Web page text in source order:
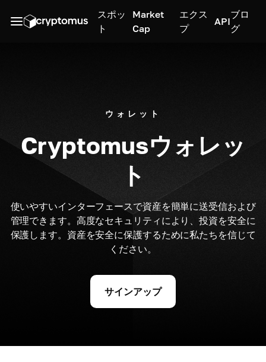
スポッ
ト
Market
Cap
エクス
プ
API
ブロ
グ
ウォレット
Cryptomusウォレッ
ト
使いやすいインターフェースで資産を簡単に送受信および
管理できます。高度なセキュリティにより、投資を安全に
保護します。資産を安全に保護するために私たちを信じて
ください。
サインアップ